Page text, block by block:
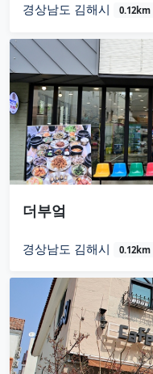
경상남도 김해시 0.12km
더부엌
경상남도 김해시 0.12km